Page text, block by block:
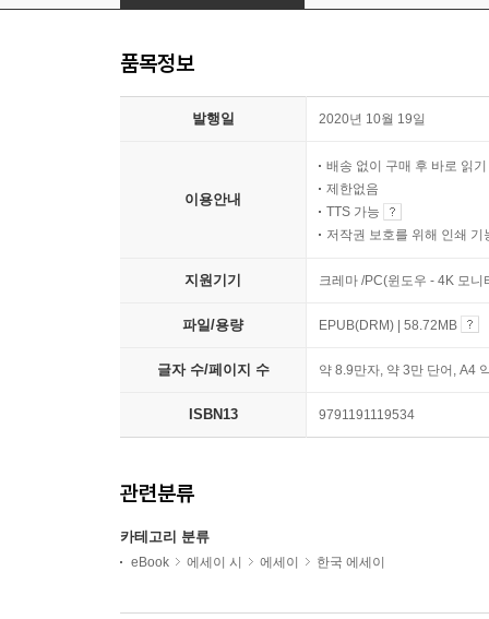
품목정보
발행일 2020년 10월 19일
이용안내
배송 없이 구매 후 바로 읽기
제한없음
TTS 가능
저작권 보호를 위해 인쇄 기
지원기기 크레마 /PC(윈도우 - 4K 모
파일/용량 EPUB(DRM) | 58.72MB
글자 수/페이지 수 약 8.9만자, 약 3만 단어, A4
ISBN13 9791191119534
관련분류
카테고리 분류
eBook 에세이 시 에세이 한국 에세이